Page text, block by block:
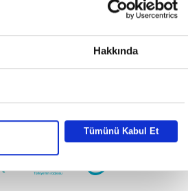
Hakkında
Tümünü Kabul Et